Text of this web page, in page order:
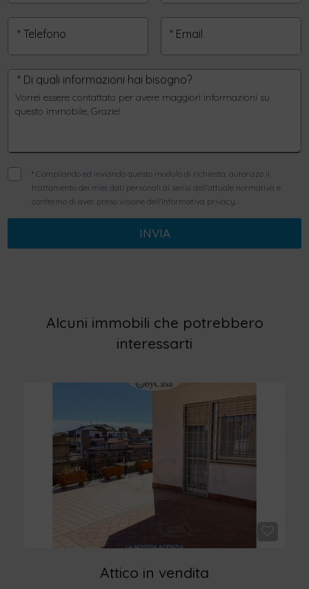
* Telefono * Email
* Di quali informazioni hai bisogno?
*Compilando ed inviando questo modulo di richiesta, autorizzo il
trattamento dei miei dati personali ai sensi dell'attuale normativa e
confermo di aver preso visione dell'informativa privacy.
INVIA
Alcuni immobili che potrebbero
interessarti
Attico in vendita